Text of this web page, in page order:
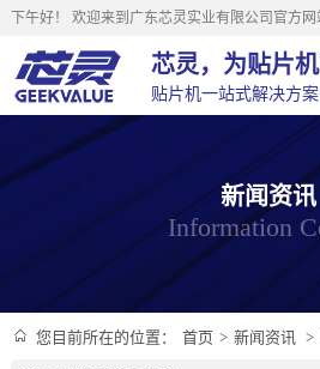
下午好！ 欢迎来到广东芯灵实业有限公司官方网
芯灵，为贴片
贴片机一站式解决方
新闻资讯
Information
您目前所在的位置： 首页 > 新闻资讯 >